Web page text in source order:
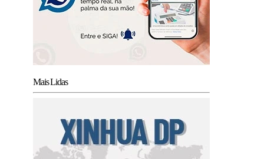
Mais Lidas